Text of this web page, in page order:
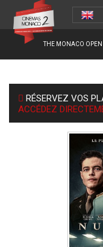
THE MONACO
RÉSERVEZ VOS
ACCÉDEZ